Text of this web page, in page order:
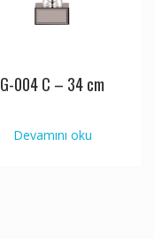
G-004 C – 34 cm
Devamını oku